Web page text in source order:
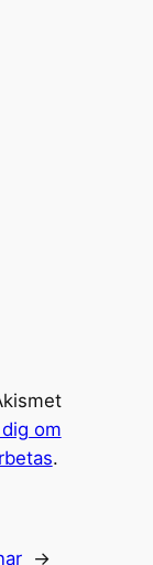
om
.
→